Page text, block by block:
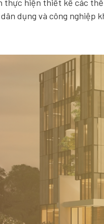
thực hiện thiết kế các
dụng và công nghiệp
kiến trúc sư và kỹ sư
dạn kinh nghiệm, những
phối hợp với các đối
những công ty thiết kế
tiếng như RFR Pháp